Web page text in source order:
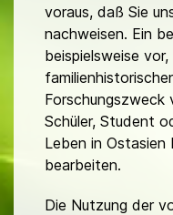
voraus, daß Sie
nachweisen. Ein
beispielsweise
Forschungszweck
Schüler, Student
Leben in
bearbeiten.
Die Nutzung der